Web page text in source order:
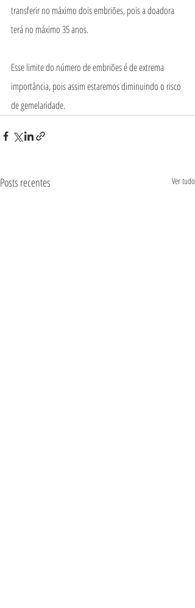
transferir no máximo dois embriões, pois a doadora
terá no máximo 35 anos.
Esse limite do número de embriões é de extrema
importância, pois assim estaremos diminuindo o risco
de gemelaridade.
Posts recentes Ver tudo